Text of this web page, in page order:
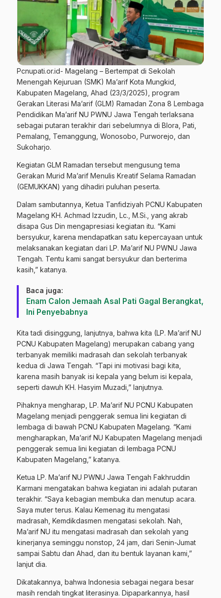
Pcnupati.or.id- Magelang – Bertempat di Sekolah
Menengah Kejuruan (SMK) Ma’arif Kota Mungkid,
Kabupaten Magelang, Ahad (23/3/2025), program
Gerakan Literasi Ma’arif (GLM) Ramadan Zona 8 Lembaga
Pendidikan Ma’arif NU PWNU Jawa Tengah terlaksana
sebagai putaran terakhir dari sebelumnya di Blora, Pati,
Pemalang, Temanggung, Wonosobo, Purworejo, dan
Sukoharjo.
Kegiatan GLM Ramadan tersebut mengusung tema
Gerakan Murid Ma’arif Menulis Kreatif Selama Ramadan
(GEMUKKAN) yang dihadiri puluhan peserta.
Dalam sambutannya, Ketua Tanfidziyah PCNU Kabupaten
Magelang KH. Achmad Izzudin, Lc., M.Si., yang akrab
disapa Gus Din mengapresiasi kegiatan itu. “Kami
bersyukur, karena mendapatkan satu kepercayaan untuk
melaksanakan kegiatan dari LP. Ma’arif NU PWNU Jawa
Tengah. Tentu kami sangat bersyukur dan berterima
kasih,” katanya.
Baca juga:
Enam Calon Jemaah Asal Pati Gagal Berangkat,
Ini Penyebabnya
Kita tadi disinggung, lanjutnya, bahwa kita (LP. Ma’arif NU
PCNU Kabupaten Magelang) merupakan cabang yang
terbanyak memiliki madrasah dan sekolah terbanyak
kedua di Jawa Tengah. “Tapi ini motivasi bagi kita,
karena masih banyak isi kepala yang belum isi kepala,
seperti dawuh KH. Hasyim Muzadi,” lanjutnya.
Pihaknya mengharap, LP. Ma’arif NU PCNU Kabupaten
Magelang menjadi penggerak semua lini kegiatan di
lembaga di bawah PCNU Kabupaten Magelang. “Kami
mengharapkan, Ma’arif NU Kabupaten Magelang menjadi
penggerak semua lini kegiatan di lembaga PCNU
Kabupaten Magelang,” katanya.
Ketua LP. Ma’arif NU PWNU Jawa Tengah Fakhruddin
Karmani mengatakan bahwa kegiatan ini adalah putaran
terakhir. “Saya kebagian membuka dan menutup acara.
Saya muter terus. Kalau Kemenag itu mengatasi
madrasah, Kemdikdasmen mengatasi sekolah. Nah,
Ma’arif NU itu mengatasi madrasah dan sekolah yang
kinerjanya seminggu nonstop, 24 jam, dari Senin-Jumat
sampai Sabtu dan Ahad, dan itu bentuk layanan kami,”
lanjut dia.
Dikatakannya, bahwa Indonesia sebagai negara besar
masih rendah tingkat literasinya. Dipaparkannya, hasil